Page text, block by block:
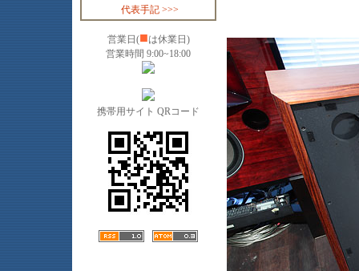
代表手記 >>>
営業日(■は休業日)
営業時間 9:00~18:00
携帯用サイト QRコード